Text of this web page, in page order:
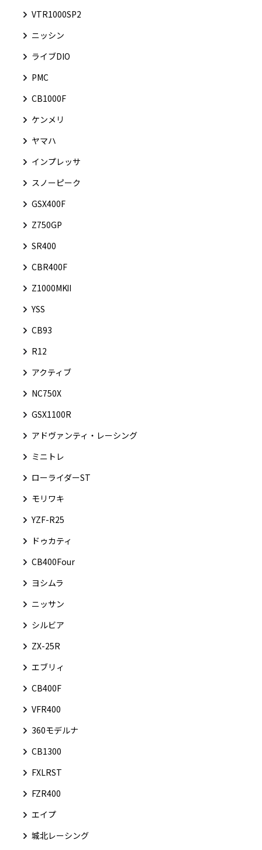
VTR1000SP2
ニッシン
ライブDIO
PMC
CB1000F
ケンメリ
ヤマハ
インプレッサ
スノーピーク
GSX400F
Z750GP
SR400
CBR400F
Z1000MKⅡ
YSS
CB93
R12
アクティブ
NC750X
GSX1100R
アドヴァンティ・レーシング
ミニトレ
ローライダーST
モリワキ
YZF-R25
ドゥカティ
CB400Four
ヨシムラ
ニッサン
シルビア
ZX-25R
エブリィ
CB400F
VFR400
360モデルナ
CB1300
FXLRST
FZR400
エイプ
城北レーシング